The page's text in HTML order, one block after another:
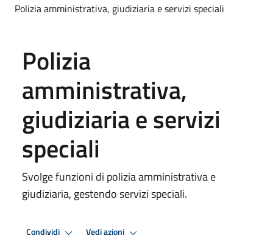
Polizia amministrativa, giudiziaria e servizi speciali
Polizia
amministrativa,
giudiziaria e servizi
speciali
Svolge funzioni di polizia amministrativa e
giudiziaria, gestendo servizi speciali.
Condividi Vedi azioni